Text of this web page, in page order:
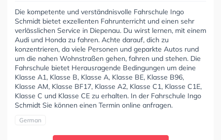
Die kompetente und verständnisvolle Fahrschule Ingo
Schmidt bietet exzellenten Fahrunterricht und einen sehr
verlässlichen Service in Diepenau. Du wirst lernen, mit einem
Audi und Honda zu fahren. Achte darauf, dich zu
konzentrieren, da viele Personen und geparkte Autos rund
um die nahen Wohnstraßen gehen, fahren und stehen. Die
Fahrschule bietet Herausragende Bedingungen um deine
Klasse A1, Klasse B, Klasse A, Klasse BE, Klasse B96,
Klasse AM, Klasse BF17, Klasse A2, Klasse C1, Klasse C1E,
Klasse C und Klasse CE zu erhalten. In der Fahrschule Ingo
Schmidt Sie können einen Termin online anfragen.
German